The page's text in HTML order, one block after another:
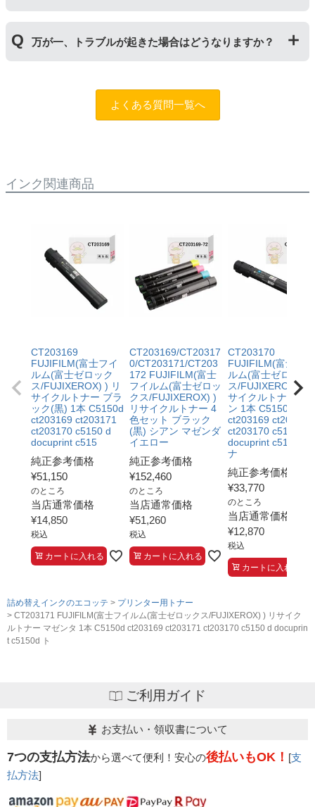
くことで保証期間が2年に延長されます。
保証期間の2年以内に使い切るようお願いいたします。
用未開封の場合であっても対応することができません。
ご購入前に商品の型番などをよくご確認ください。な
ますので、お手数ですが当店までお問い合わせくださ
万が一、トラブルが起きた場合はどうなりますか？
問合フォーム
ふたつの保証」を設けておりますので、ご購入
よくある質問一覧へ
インク関連商品
CT203169
FUJIFILM(富士フイ
ルム(富士ゼロック
ス/FUJIXEROX) ) リ
サイクルトナー ブラ
ック(黒) 1本 C5150d
ct203169 ct203171
ct203170 c5150 d
docuprint c515
純正参考価格
¥51,150
のところ
当店通常価格
¥14,850
税込
カートに入れる
CT203169/CT20317
0/CT203171/CT203
172 FUJIFILM(富士
フイルム(富士ゼロッ
クス/FUJIXEROX) )
リサイクルトナー 4
色セット ブラック
(黒) シアン マゼンダ
イエロー
純正参考価格
¥152,460
のところ
当店通常価格
¥51,260
税込
カートに入れる
CT203170
FUJIFILM(富士フイ
ルム(富士ゼロック
ス/FUJIXEROX) )
サイクルトナー シ
ン 1本 C5150d
ct203169 ct203171
ct203170 c5150 d
docuprint c5150d
ナ
純正参考価格
¥33,770
のところ
当店通常価格
¥12,870
税込
カートに入れる
詰め替えインクのエコッテ
プリンター用トナー
CT203171 FUJIFILM(富士フイルム(富士ゼロックス/FUJIXEROX) ) リサイク
ルトナー マゼンタ 1本 C5150d ct203169 ct203171 ct203170 c5150 d docuprin
t c5150d ト
ご利用ガイド
お支払い・領収書について
7つの支払方法から選べて便利！安心の後払いもOK！ [支
払方法]